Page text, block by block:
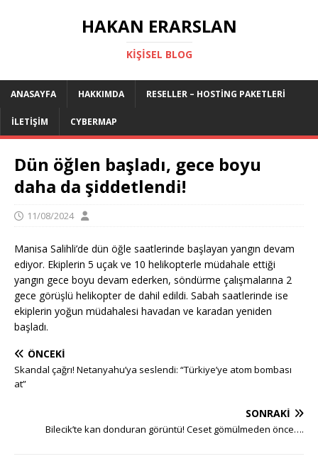
HAKAN ERARSLAN
KIŞISEL BLOG
ANASAYFA HAKKIMDA RESELLER – HOSTING PAKETLERI
İLETIŞIM CYBERMAP
Dün öğlen başladı, gece boyu
daha da şiddetlendi!
11/08/2024
Manisa Salihli’de dün öğle saatlerinde başlayan yangın devam
ediyor. Ekiplerin 5 uçak ve 10 helikopterle müdahale ettiği
yangın gece boyu devam ederken, söndürme çalışmalarına 2
gece görüşlü helikopter de dahil edildi. Sabah saatlerinde ise
ekiplerin yoğun müdahalesi havadan ve karadan yeniden
başladı.
ÖNCEKI
Skandal çağrı! Netanyahu’ya seslendi: “Türkiye’ye atom bombası
at”
SONRAKI
Bilecik’te kan donduran görüntü! Ceset gömülmeden önce….